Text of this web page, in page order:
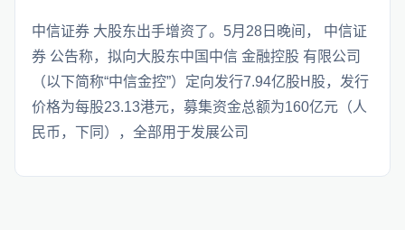
中信证券 大股东出手增资了。5月28日晚间， 中信证
券 公告称，拟向大股东中国中信 金融控股 有限公司
（以下简称“中信金控”）定向发行7.94亿股H股，发行
价格为每股23.13港元，募集资金总额为160亿元（人
民币，下同），全部用于发展公司